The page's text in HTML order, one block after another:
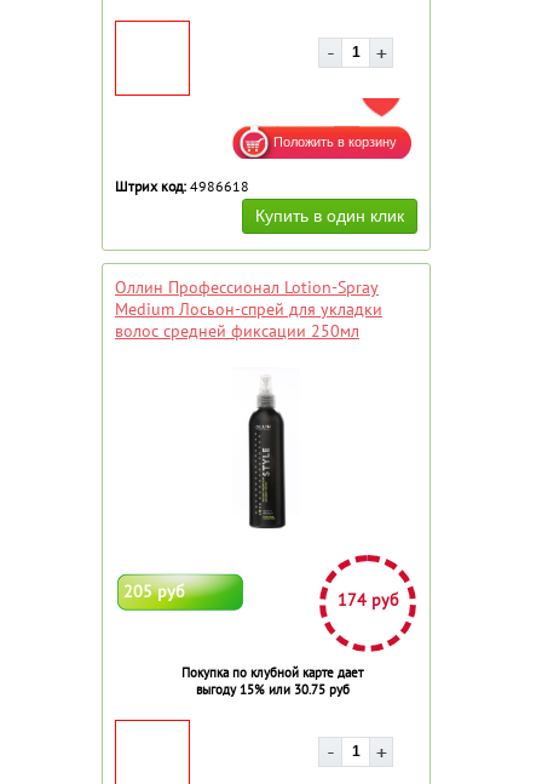
ДОБАВИТЬ В ИЗБРАННОЕ
Штрих код: 4986618
Оллин Профессионал Lotion-Spray
Medium Лосьон-спрей для укладки
волос средней фиксации 250мл
205 руб 174 руб
Покупка по клубной карте дает
выгоду 15% или 30.75 руб